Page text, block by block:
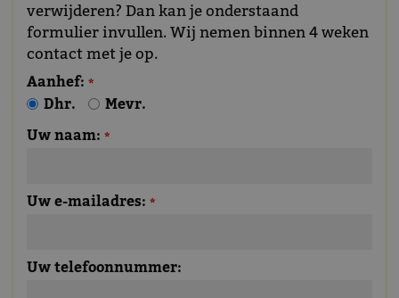
verwijderen? Dan kan je onderstaand
formulier invullen. Wij nemen binnen 4 weken
contact met je op.
Aanhef: *
Dhr.
Mevr.
Uw naam: *
Uw e-mailadres: *
Uw telefoonnummer: